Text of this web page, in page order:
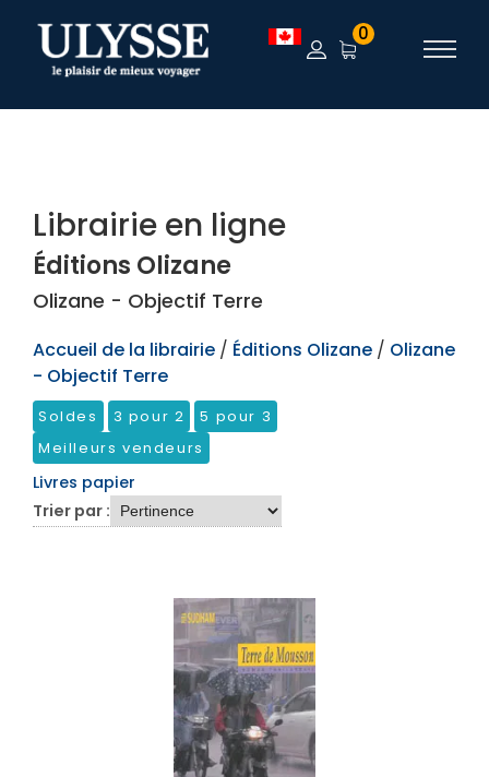
TEST 0
Librairie en ligne
Éditions Olizane
Olizane - Objectif Terre
Accueil de la librairie / Éditions Olizane / Olizane
- Objectif Terre
Soldes 3 pour 2
5 pour 3
Meilleurs vendeurs
Livres papier
Trier par :